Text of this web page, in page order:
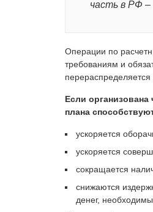
часть в РФ –
Операции по
требованиям и
Если организована
плана
ускоряется
ускоряется
сокращается
снижаются
денег,